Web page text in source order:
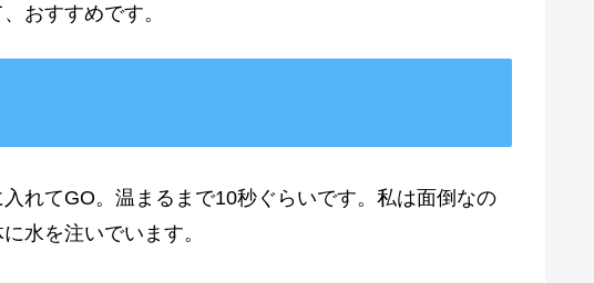
おすすめです。
れてGO。温まるまで10秒ぐらいです。私は面倒なの
水を注いでいます。